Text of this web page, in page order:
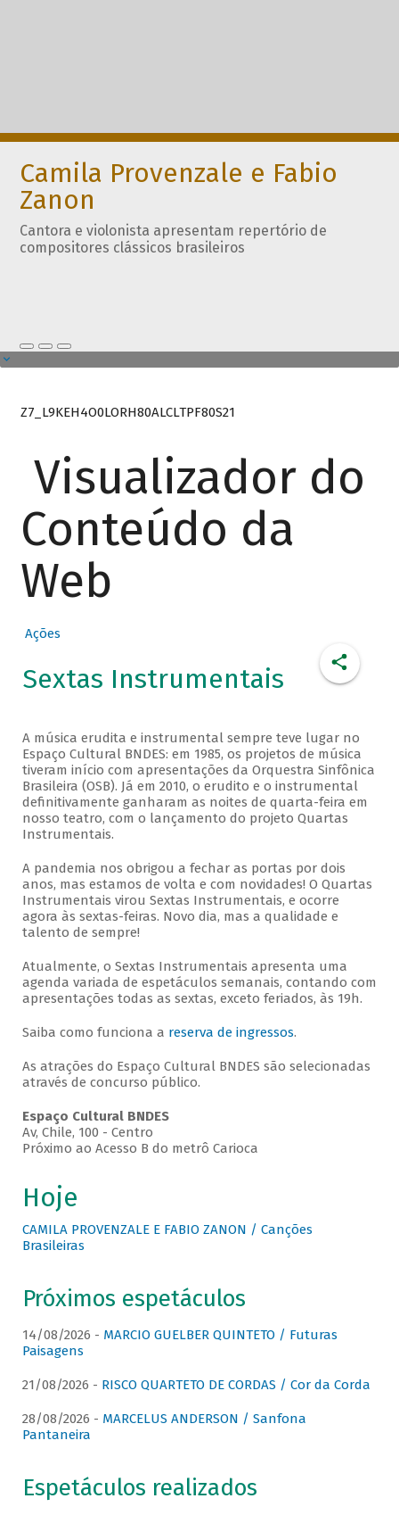
Camila Provenzale e Fabio
Zanon
Cantora e violonista apresentam repertório de
compositores clássicos brasileiros
Z7_L9KEH4O0LORH80ALCLTPF80S21
Visualizador do
Conteúdo da
Web
Ações
Sextas Instrumentais
A música erudita e instrumental sempre teve lugar no
Espaço Cultural BNDES: em 1985, os projetos de música
tiveram início com apresentações da Orquestra Sinfônica
Brasileira (OSB). Já em 2010, o erudito e o instrumental
definitivamente ganharam as noites de quarta-feira em
nosso teatro, com o lançamento do projeto Quartas
Instrumentais.
A pandemia nos obrigou a fechar as portas por dois
anos, mas estamos de volta e com novidades! O Quartas
Instrumentais virou Sextas Instrumentais, e ocorre
agora às sextas-feiras. Novo dia, mas a qualidade e
talento de sempre!
Atualmente, o Sextas Instrumentais apresenta uma
agenda variada de espetáculos semanais, contando com
apresentações todas as sextas, exceto feriados, às 19h.
Saiba como funciona a reserva de ingressos.
As atrações do Espaço Cultural BNDES são selecionadas
através de concurso público.
Espaço Cultural BNDES
Av, Chile, 100 - Centro
Próximo ao Acesso B do metrô Carioca
Hoje
CAMILA PROVENZALE E FABIO ZANON / Canções
Brasileiras
Próximos espetáculos
14/08/2026 - MARCIO GUELBER QUINTETO / Futuras
Paisagens
21/08/2026 - RISCO QUARTETO DE CORDAS / Cor da Corda
28/08/2026 - MARCELUS ANDERSON / Sanfona
Pantaneira
Espetáculos realizados